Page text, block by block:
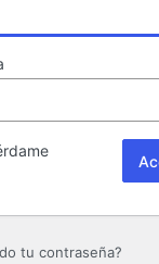
tu contraseña?